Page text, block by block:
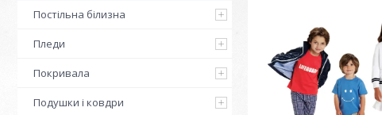
Постільна білизна
Пледи
Покривала
Подушки і ковдри